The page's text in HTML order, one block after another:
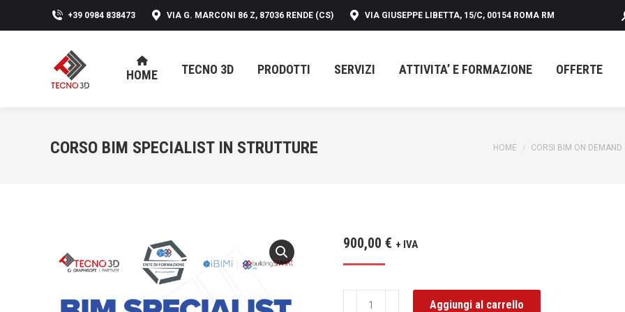
+39 0984 838473 VIA G. MARCONI 86 Z, 87036 RENDE (CS) VIA GIUSEPPE LIBETTA, 15/C, 00154 ROMA RM
HOME TECNO 3D PRODOTTI SERVIZI ATTIVITA’ E FORMAZIONE OFFERTE
CORSO BIM SPECIALIST IN STRUTTURE You are here:
HOME CORSI BIM ON DEMAND
900,00 € + IVA
CORSO
Aggiungi al carrello
HOME SERVIZI